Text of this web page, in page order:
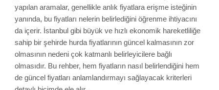
yapılan aramalar, genellikle anlık fiyatlara erişme isteğinin
yanında, bu fiyatları nelerin belirlediğini öğrenme ihtiyacını
da içerir. İstanbul gibi büyük ve hızlı ekonomik hareketliliğe
sahip bir şehirde hurda fiyatlarının güncel kalmasının zor
olmasının nedeni çok katmanlı belirleyicilere bağlı
olmasıdır. Bu rehber, hem fiyatların nasıl belirlendiğini hem
de güncel fiyatları anlamlandırmayı sağlayacak kriterleri